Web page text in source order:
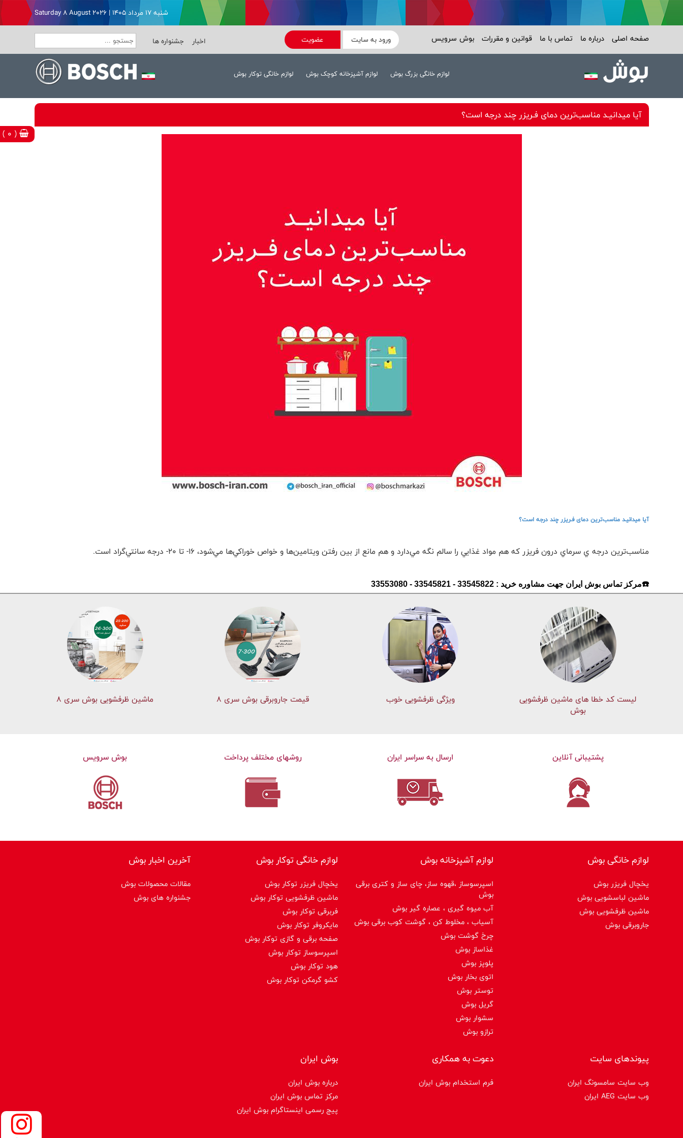
( 0 )
شنبه ۱۷ مرداد ۱۴۰۵ | Saturday 8 August 2026
صفحه اصلی درباره ما تماس با ما قوانین و مقررات بوش سرویس ورود به سایت عضویت اخبار جشنواره ها
لوازم خانگی بزرگ بوش لوازم آشپزخانه کوچک بوش لوازم خانگی توکار بوش
آیا میدانیـد مناسب‌ترين دمای فـريزر چند درجه است؟
آیا میدانیـد مناسب‌ترين دمای فـريزر چند درجه است؟
مناسب‌ترين درجه ي سرماي درون فريزر که هم مواد غذايي را سالم نگه مي‌دارد و هم مانع از بين رفتن ويتامين‌ها و خواص خوراکي‌ها مي‌شود، 16- تا 20- درجه سانتي‌گراد است.
☎️مرکز تماس بوش ایران جهت مشاوره خرید : 33545822 - 33545821 - 33553080
لیست کد خطا های ماشين ظرفشویی
بوش
ویژگی ظرفشویی خوب قیمت جاروبرقی بوش سری ۸ ماشین ظرفشویی بوش سری 8
پشتیبانی آنلاین ارسال به سراسر ایران روشهای مختلف پرداخت بوش سرویس
لوازم خانگی بوش
یخچال فریزر بوش
ماشین لباسشویی بوش
ماشین ظرفشویی بوش
جاروبرقی بوش
لوازم آشپزخانه بوش
اسپرسوساز ،قهوه ساز، چای ساز و کتری برقی
بوش
آب میوه گیری ، عصاره گیر بوش
آسیاب ، مخلوط کن ، گوشت کوب برقی بوش
چرخ گوشت بوش
غذاساز بوش
پلوپز بوش
اتوی بخار بوش
توستر بوش
گریل بوش
سشوار بوش
ترازو بوش
لوازم خانگی توکار بوش
یخچال فریزر توکار بوش
ماشین ظرفشویی توکار بوش
فربرقی توکار بوش
مایکروفر توکار بوش
صفحه برقی و گازی توکار بوش
اسپرسوساز توكار بوش
هود توکار بوش
کشو گرمکن توکار بوش
آخرین اخبار بوش
مقالات محصولات بوش
جشنواره های بوش
پیوندهای سایت
وب سایت سامسونگ ایران
وب سایت AEG ایران
دعوت به همکاری
فرم استخدام بوش ایران
بوش ایران
درباره بوش ایران
مرکز تماس بوش ایران
پیج رسمی اینستاگرام بوش ایران